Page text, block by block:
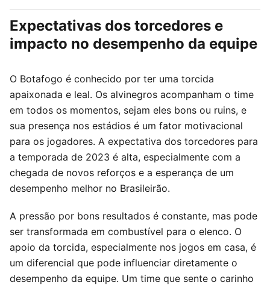
Expectativas dos torcedores e
impacto no desempenho da equipe
O Botafogo é conhecido por ter uma torcida
apaixonada e leal. Os alvinegros acompanham o time
em todos os momentos, sejam eles bons ou ruins, e
sua presença nos estádios é um fator motivacional
para os jogadores. A expectativa dos torcedores para
a temporada de 2023 é alta, especialmente com a
chegada de novos reforços e a esperança de um
desempenho melhor no Brasileirão.
A pressão por bons resultados é constante, mas pode
ser transformada em combustível para o elenco. O
apoio da torcida, especialmente nos jogos em casa, é
um diferencial que pode influenciar diretamente o
desempenho da equipe. Um time que sente o carinho